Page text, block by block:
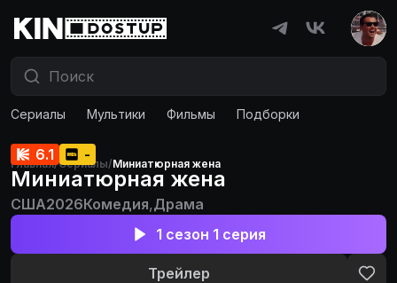
Сериалы Мультики Фильмы Подборки
Главная/Сериалы/Миниатюрная жена
6.1 -
Миниатюрная жена
США2026Комедия,Драма
1 сезон 1 серия
Трейлер